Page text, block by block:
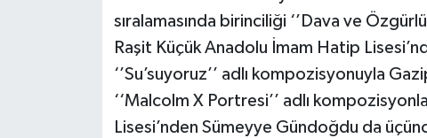
sıralamasında birinciliği ‘’Dava ve
Raşit Küçük Anadolu İmam Hatip
‘’Su’suyoruz’’ adlı kompozisyonuyla
‘‘Malcolm X Portresi’’ adlı
Lisesi’nden Sümeyye Gündoğdu da